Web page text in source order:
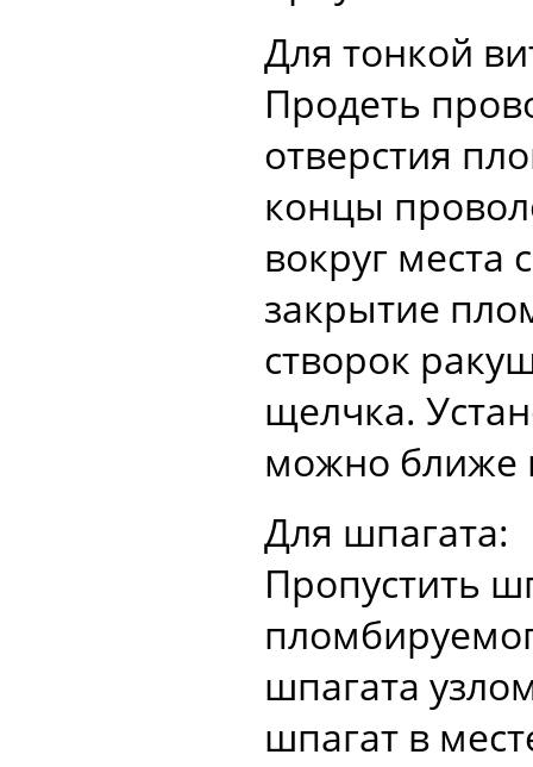
Для тонкой
Продеть
отверстия
концы
вокруг места
закрытие
створок
щелчка.
можно ближе
Для шпагата:
Пропустить
шпагата
шпагат в